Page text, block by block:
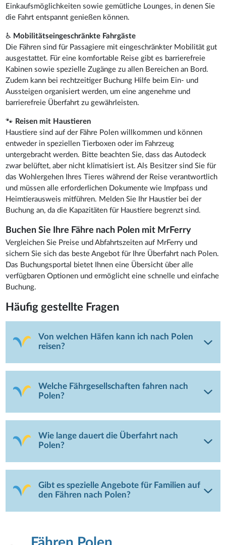
Einkaufsmöglichkeiten sowie gemütliche Lounges, in denen Sie
die Fahrt entspannt genießen können.
♿ Mobilitätseingeschränkte Fahrgäste
Die Fähren sind für Passagiere mit eingeschränkter Mobilität gut
ausgestattet. Für eine komfortable Reise gibt es barrierefreie
Kabinen sowie spezielle Zugänge zu allen Bereichen an Bord.
Zudem kann bei rechtzeitiger Buchung Hilfe beim Ein- und
Aussteigen organisiert werden, um eine angenehme und
barrierefreie Überfahrt zu gewährleisten.
🐾 Reisen mit Haustieren
Haustiere sind auf der Fähre Polen willkommen und können
entweder in speziellen Tierboxen oder im Fahrzeug
untergebracht werden. Bitte beachten Sie, dass das Autodeck
zwar belüftet, aber nicht klimatisiert ist. Als Besitzer sind Sie für
das Wohlergehen Ihres Tieres während der Reise verantwortlich
und müssen alle erforderlichen Dokumente wie Impfpass und
Heimtierausweis mitführen. Melden Sie Ihr Haustier bei der
Buchung an, da die Kapazitäten für Haustiere begrenzt sind.
Buchen Sie Ihre Fähre nach Polen mit MrFerry
Vergleichen Sie Preise und Abfahrtszeiten auf MrFerry und
sichern Sie sich das beste Angebot für Ihre Überfahrt nach Polen.
Das Buchungsportal bietet Ihnen eine Übersicht über alle
verfügbaren Optionen und ermöglicht eine schnelle und einfache
Buchung.
Häufig gestellte Fragen
Von welchen Häfen kann ich nach Polen
reisen?
Welche Fährgesellschaften fahren nach
Polen?
Wie lange dauert die Überfahrt nach
Polen?
Gibt es spezielle Angebote für Familien auf
den Fähren nach Polen?